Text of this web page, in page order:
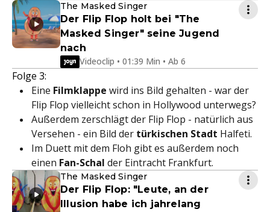
The Masked Singer
Der Flip Flop holt bei "The
Masked Singer" seine Jugend
nach
Videoclip • 01:39 Min • Ab 6
Folge 3:
Eine Filmklappe wird ins Bild gehalten - war der
Flip Flop vielleicht schon in Hollywood unterwegs?
Außerdem zerschlägt der Flip Flop - natürlich aus
Versehen - ein Bild der türkischen Stadt Halfeti.
Im Duett mit dem Floh gibt es außerdem noch
einen Fan-Schal der Eintracht Frankfurt.
The Masked Singer
Der Flip Flop: "Leute, an der
Illusion habe ich jahrelang